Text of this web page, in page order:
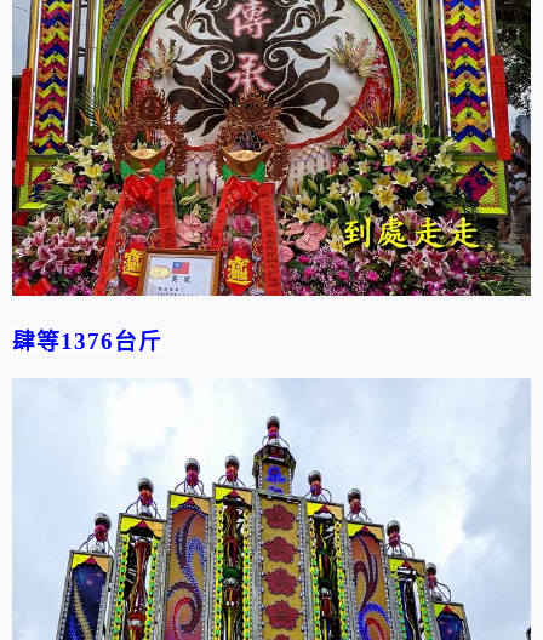
肆等1376台斤